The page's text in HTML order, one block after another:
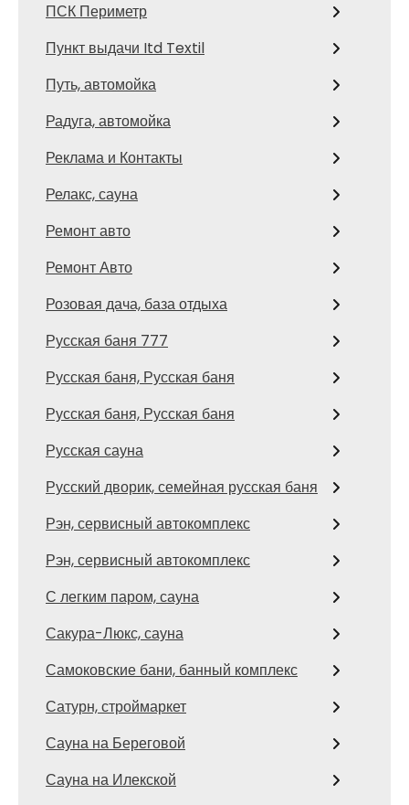
ПСК Периметр
Пункт выдачи Itd Textil
Путь, автомойка
Радуга, автомойка
Реклама и Контакты
Релакс, сауна
Ремонт авто
Ремонт Авто
Розовая дача, база отдыха
Русская баня 777
Русская баня, Русская баня
Русская баня, Русская баня
Русская сауна
Русский дворик, семейная русская баня
Рэн, сервисный автокомплекс
Рэн, сервисный автокомплекс
С легким паром, сауна
Сакура-Люкс, сауна
Самоковские бани, банный комплекс
Сатурн, строймаркет
Сауна на Береговой
Сауна на Илекской